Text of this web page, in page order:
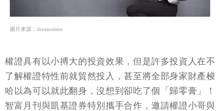
圖片來源：dreamstime
權證具有以小搏大的投資效果，但是許多投資人在不
了解權證特性前就貿然投入，甚至將全部身家財產梭
哈以為可以就此翻身，沒想到卻吃了個「歸零膏」！
智富月刊與凱基證券特別攜手合作，邀請權證小哥與